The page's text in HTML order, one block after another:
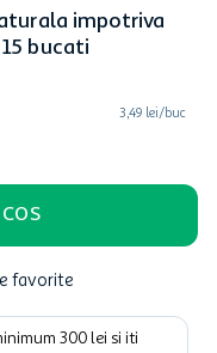
impotriva
bucati
3,49 lei/buc
favorite
300 lei si iti